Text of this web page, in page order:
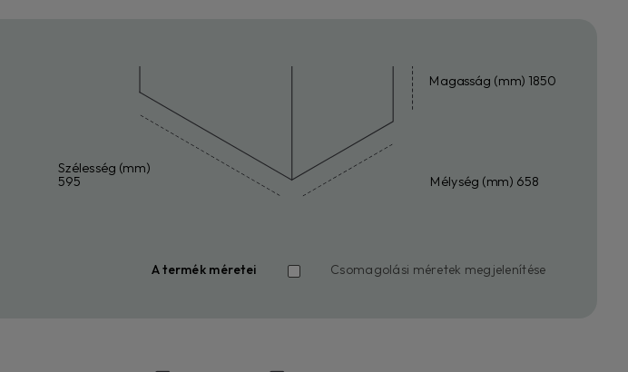
Magasság (mm) 1850
Mélység (mm) 658
Szélesség (mm)
595
A termék méretei Csomagolási méretek megjelenítése